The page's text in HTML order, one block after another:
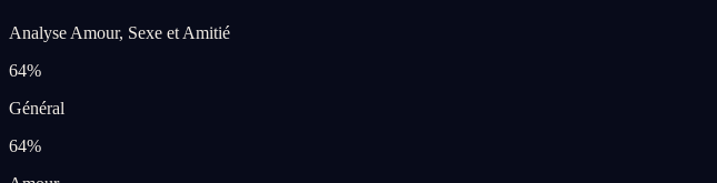
Analyse Amour, Sexe et Amitié
64%
Général
64%